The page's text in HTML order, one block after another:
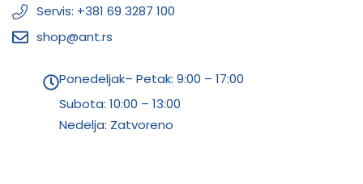
Servis: +381 69 3287 100
shop@ant.rs
Ponedeljak– Petak: 9:00 – 17:00
Subota: 10:00 – 13:00
Nedelja: Zatvoreno